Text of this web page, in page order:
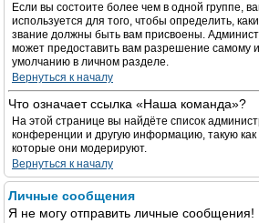
Если вы состоите более чем в одной группе,
используется для того, чтобы определить,
звание должны быть вам присвоены.
может предоставить вам разрешение самому
умолчанию в личном разделе.
Вернуться к началу
Что означает ссылка «Наша команда»?
На этой странице вы найдёте список
конференции и другую информацию, такую
которые они модерируют.
Вернуться к началу
Личные сообщения
Я не могу отправить личные сообщения!